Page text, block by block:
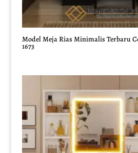
Model Meja Rias Minimalis Terbaru
1673